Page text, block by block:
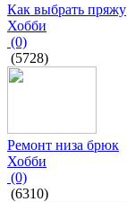
Как выбрать пряжу
Хобби
(0)
(5728)
Ремонт низа брюк
Хобби
(0)
(6310)